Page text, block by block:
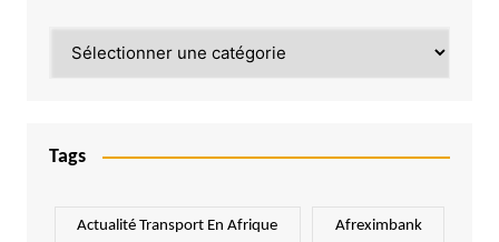
Tags
Actualité Transport En Afrique Afreximbank